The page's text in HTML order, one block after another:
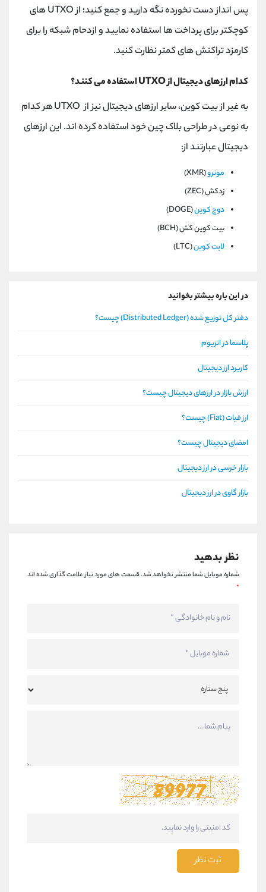
پس انداز دست نخورده نگه دارید و جمع کنید؛ ازUTXOهای
کوچکتر برای پرداخت ها استفاده نمایید و ازدحام شبکه را برای
کارمزد تراکنش های کمتر نظارت کنید.
کدام ارزهای دیجیتال ازUTXOاستفاده می کنند؟
به غیر از بیت کوین، سایر ارزهای دیجیتال نیز از UTXOهر کدام
به نوعی در طراحی بلاک چین خود استفاده کرده اند. این ارزهای
دیجیتال عبارتند از:
مونرو(XMR)
زدکش (ZEC
)
دوج کوین(DOGE)
بیت کوین کش (BCH
(
لایت کوین(LTC)
در این باره بیشتر بخوانید
دفتر کل توزیع شده (Distributed Ledger) چیست؟
پلاسما در اتریوم
کاربرد ارز دیجیتال
ارزش بازار در ارزهای دیجیتال چیست؟
ارز فیات (Fiat) چیست؟
امضای دیجیتال چیست؟
بازار خرسی در ارز دیجیتال
بازار گاوی در ارز دیجیتال
نظر بدهید
شماره موبایل شما منتشر نخواهد شد.قسمت های مورد نیاز علامت گذاری شده اند
*
ثبت نظر